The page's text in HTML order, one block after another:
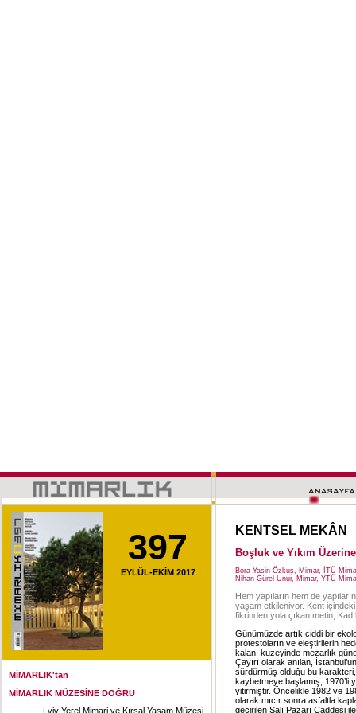
397
EYLÜL-EKİM 2017
MİMARLIK'tan
MİMARLIK MÜZESİNE DOĞRU
Lviv Yerel Mimari ve Kırsal Yaşam Müzesi
KENTSEL MEKÂN
Boşluk ve Yıkım
Bora Yasin Özkuş, Mimar, İTÜ
Nihan Gürel Unur, Mimar, YTÜ
Hem yapıların hem de
yaşam etkileniyor. Kent
fikrinden yola çıkan metin,
Günümüzde artık ciddi bir
protestoların ve eleştirilerin
kalan, kuzeyinde mezarlık
Çayırı olarak anılan,
sürdürmüş olduğu bu
kaybetmeye başlamış, 1970’li
yitirmiştir. Öncelikle 1982 ve
olarak mıcır sonra asfaltla
geçirilen Salı Pazarı Caddesi